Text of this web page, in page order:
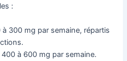
:
à 300 mg par semaine, répartis
400 à 600 mg par semaine.